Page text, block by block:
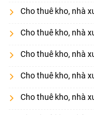
Cho thuê kho, nhà
Cho thuê kho, nhà
Cho thuê kho, nhà
Cho thuê kho, nhà
Cho thuê kho, nhà